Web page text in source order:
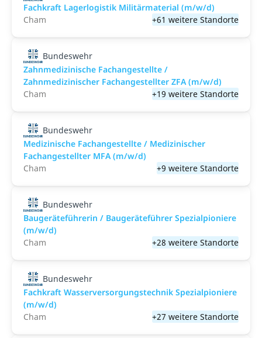
Fachkraft Lagerlogistik Militärmaterial (m/w/d)
Cham
+61 weitere Standorte
Bundeswehr
Zahnmedizinische Fachangestellte /
Zahnmedizinischer Fachangestellter ZFA (m/w/d)
Cham
+19 weitere Standorte
Bundeswehr
Medizinische Fachangestellte / Medizinischer
Fachangestellter MFA (m/w/d)
Cham
+9 weitere Standorte
Bundeswehr
Baugeräteführerin / Baugeräteführer Spezialpioniere
(m/w/d)
Cham
+28 weitere Standorte
Bundeswehr
Fachkraft Wasserversorgungstechnik Spezialpioniere
(m/w/d)
Cham
+27 weitere Standorte